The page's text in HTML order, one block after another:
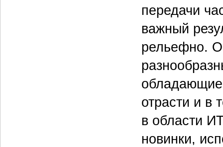
передачи
важный
рельефно.
обладающие
отрасти и в
в области
новинки,